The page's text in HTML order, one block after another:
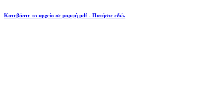
Κατεβάστε το αρχείο σε μορφή pdf - Πατήστε εδώ.